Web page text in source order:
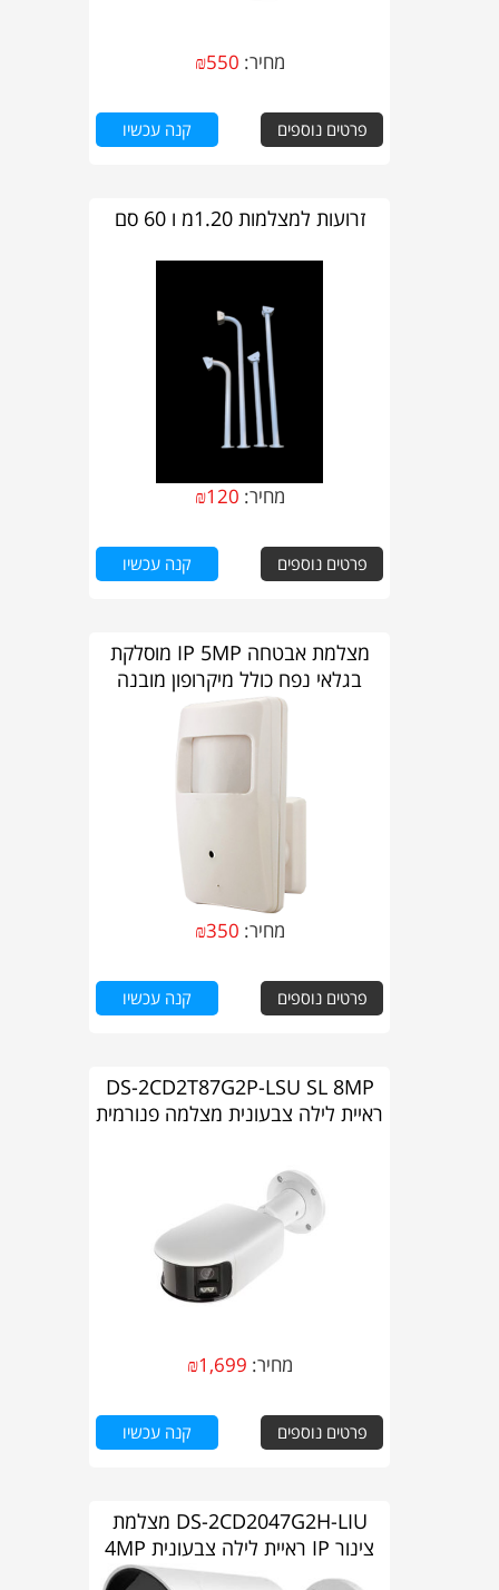
מחיר: ₪550
פרטים נוספים קנה עכשיו
זרועות למצלמות 1.20מ ו 60 סם
מחיר: ₪120
פרטים נוספים קנה עכשיו
מצלמת אבטחה IP 5MP מוסלקת
בגלאי נפח כולל מיקרופון מובנה
מחיר: ₪350
פרטים נוספים קנה עכשיו
DS-2CD2T87G2P-LSU SL 8MP
ראיית לילה צבעונית מצלמה פנורמית
מחיר: ₪1,699
פרטים נוספים קנה עכשיו
DS-2CD2047G2H-LIU מצלמת
צינור IP ראיית לילה צבעונית 4MP
הייבירד לד